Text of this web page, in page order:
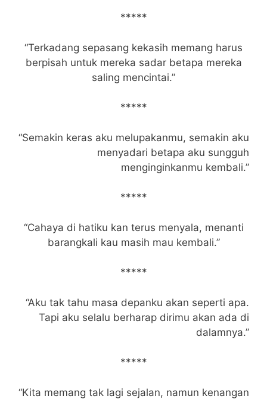
*****
“Terkadang sepasang kekasih memang harus
berpisah untuk mereka sadar betapa mereka
saling mencintai.”
*****
“Semakin keras aku melupakanmu, semakin aku
menyadari betapa aku sungguh
menginginkanmu kembali.”
*****
“Cahaya di hatiku kan terus menyala, menanti
barangkali kau masih mau kembali.”
*****
“Aku tak tahu masa depanku akan seperti apa.
Tapi aku selalu berharap dirimu akan ada di
dalamnya.”
*****
“Kita memang tak lagi sejalan, namun kenangan